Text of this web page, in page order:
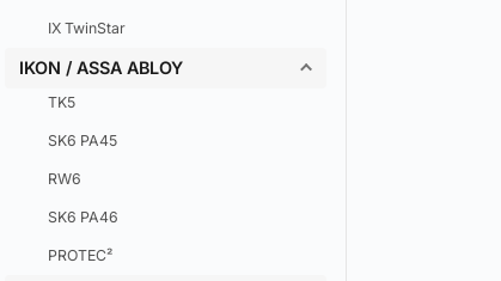
IX TwinStar
IKON / ASSA ABLOY
TK5
SK6 PA45
RW6
SK6 PA46
PROTEC²